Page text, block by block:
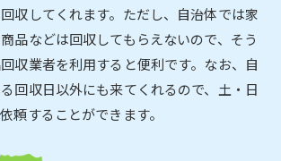
収してくれます。ただし、自治体では家
品などは回収してもらえないので、そう
収業者を利用すると便利です。なお、自
回収日以外にも来てくれるので、土・日
頼することができます。